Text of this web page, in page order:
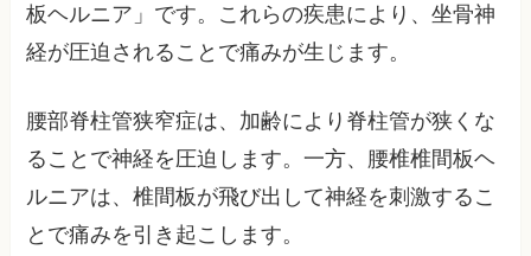
板ヘルニア」です。これらの疾患により、坐骨神
経が圧迫されることで痛みが生じます。
腰部脊柱管狭窄症は、加齢により脊柱管が狭くな
ることで神経を圧迫します。一方、腰椎椎間板ヘ
ルニアは、椎間板が飛び出して神経を刺激するこ
とで痛みを引き起こします。